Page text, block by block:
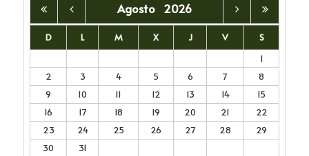
Agosto 2026
D L M X J V
S
1
2
3 4 5 6 7
8
9
10 11 12 13 14
15
16
17 18 19 20 21
22
23
24 25 26 27 28
29
30
31